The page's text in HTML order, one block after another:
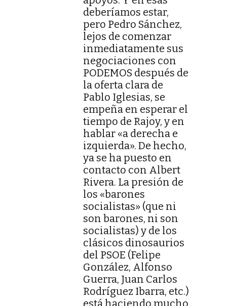
deberíamos estar,
pero Pedro Sánchez,
lejos de comenzar
inmediatamente sus
negociaciones con
PODEMOS después de
la oferta clara de
Pablo Iglesias, se
empeña en esperar el
tiempo de Rajoy, y en
hablar «a derecha e
izquierda». De hecho,
ya se ha puesto en
contacto con Albert
Rivera. La presión de
los «barones
socialistas» (que ni
son barones, ni son
socialistas) y de los
clásicos dinosaurios
del PSOE (Felipe
González, Alfonso
Guerra, Juan Carlos
Rodríguez Ibarra, etc.)
está haciendo mucho